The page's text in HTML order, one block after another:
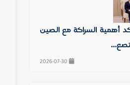
أهمية الشراكة مع الصين